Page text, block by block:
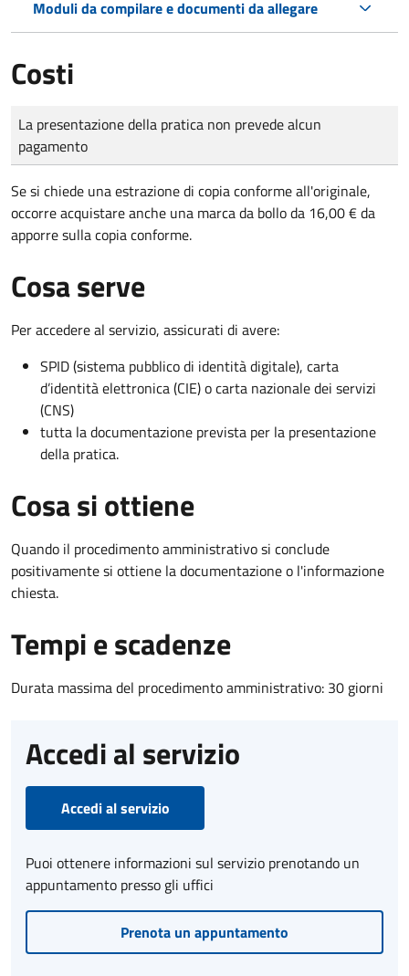
Moduli da compilare e documenti da allegare
Costi
Tipo di pagamento
Importo
La presentazione della pratica non prevede alcun
pagamento
Se si chiede una estrazione di copia conforme all'originale,
occorre acquistare anche una marca da bollo da 16,00 € da
apporre sulla copia conforme.
Cosa serve
Per accedere al servizio, assicurati di avere:
SPID (sistema pubblico di identità digitale), carta
d’identità elettronica (CIE) o carta nazionale dei servizi
(CNS)
tutta la documentazione prevista per la presentazione
della pratica.
Cosa si ottiene
Quando il procedimento amministrativo si conclude
positivamente si ottiene la documentazione o l'informazione
chiesta.
Tempi e scadenze
Durata massima del procedimento amministrativo: 30 giorni
Accedi al servizio
Accedi al servizio
Puoi ottenere informazioni sul servizio prenotando un
appuntamento presso gli uffici
Prenota un appuntamento